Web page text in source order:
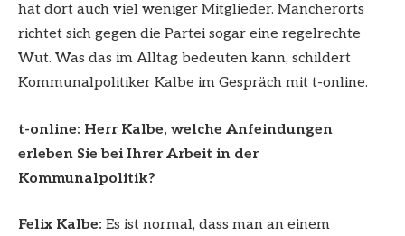
hat dort auch viel weniger Mitglieder. Mancherorts
richtet sich gegen die Partei sogar eine regelrechte
Wut. Was das im Alltag bedeuten kann, schildert
Kommunalpolitiker Kalbe im Gespräch mit t-online.
t-online: Herr Kalbe, welche Anfeindungen
erleben Sie bei Ihrer Arbeit in der
Kommunalpolitik?
Felix Kalbe: Es ist normal, dass man an einem